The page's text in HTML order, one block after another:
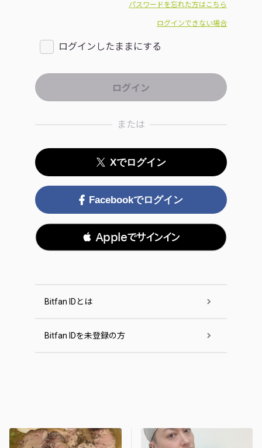
パスワードを忘れた方はこちら
ログインできない場合
ログインしたままにする
または
Xでログイン
Facebookでログイン
 Appleでサインイン
Bitfan IDとは
Bitfan IDを未登録の方